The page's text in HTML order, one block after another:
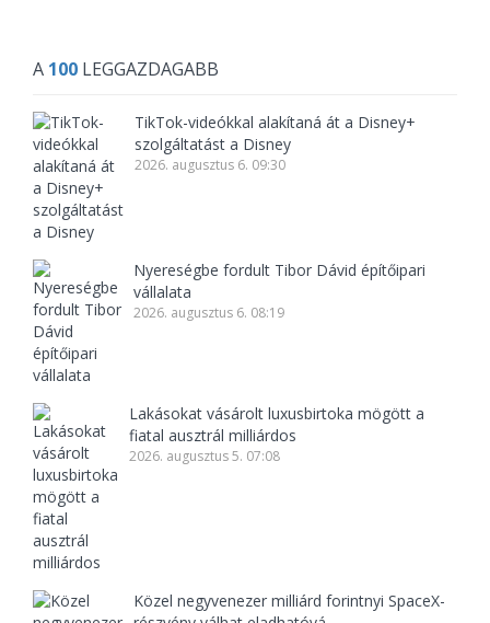
A 100 LEGGAZDAGABB
TikTok-videókkal alakítaná át a Disney+
szolgáltatást a Disney
2026. augusztus 6. 09:30
Nyereségbe fordult Tibor Dávid építőipari
vállalata
2026. augusztus 6. 08:19
Lakásokat vásárolt luxusbirtoka mögött a
fiatal ausztrál milliárdos
2026. augusztus 5. 07:08
Közel negyvenezer milliárd forintnyi SpaceX-